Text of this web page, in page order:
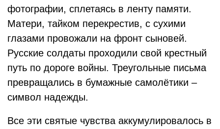
фотографии, сплетаясь в ленту памяти.
Матери, тайком перекрестив, с сухими
глазами провожали на фронт сыновей.
Русские солдаты проходили свой крестный
путь по дороге войны. Треугольные письма
превращались в бумажные самолётики –
символ надежды.
Все эти святые чувства аккумулировалось в